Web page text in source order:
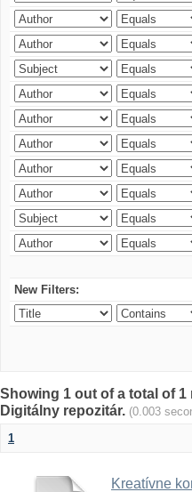
New Filters:
Showing 1 out of a total of
Digitálny repozitár. (0.003
1
Kreatívne